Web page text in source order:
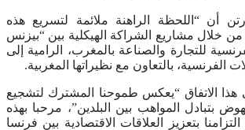
أن “اللحظة الراهنة ملائمة لتسريع هذه
من خلال مشاريع الشراكة الهيكلية بين “بيزنس
للتجارة والصناعة بالمغرب، الرامية إلى
الفرنسية، بالتعاون مع نظيراتها المغربية.
هذا الاتفاق “يعكس طموحنا المشترك لتشجيع
بتبادل المواهب بين البلدين”، مرحبا بهذه
بتعزيز العلاقات الاقتصادية بين فرنسا